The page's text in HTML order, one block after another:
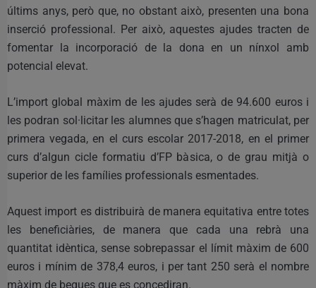
últims anys, però que, no obstant això, presenten una bona
inserció professional. Per això, aquestes ajudes tracten de
fomentar la incorporació de la dona en un nínxol amb
potencial elevat.
L’import global màxim de les ajudes serà de 94.600 euros i
les podran sol·licitar les alumnes que s’hagen matriculat, per
primera vegada, en el curs escolar 2017-2018, en el primer
curs d’algun cicle formatiu d’FP bàsica, o de grau mitjà o
superior de les famílies professionals esmentades.
Aquest import es distribuirà de manera equitativa entre totes
les beneficiàries, de manera que cada una rebrà una
quantitat idèntica, sense sobrepassar el límit màxim de 600
euros i mínim de 378,4 euros, i per tant 250 serà el nombre
màxim de beques que es concediran.